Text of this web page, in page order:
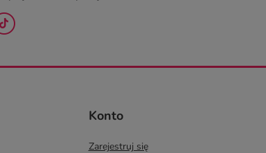
Konto
Zarejestruj się